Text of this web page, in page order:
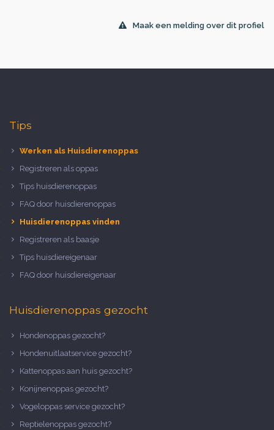
Maak een melding over dit profiel
Tips
Werken als Huisdierenoppas
Registreren als oppas
Tips huisdierenoppas
FAQ door huisdierenoppas
Huisdierenoppas vinden
Registreren als baasje
Tips huisdiereigenaar
FAQ door huisdiereigenaar
Huisdierenoppas gezocht
Hondenoppas gezocht?
Hondenuitlaatservice gezocht?
Kattenoppas aan huis gezocht?
Konijnenoppas gezocht?
Vogeloppas service gezocht?
Reptielenoppas gezocht?